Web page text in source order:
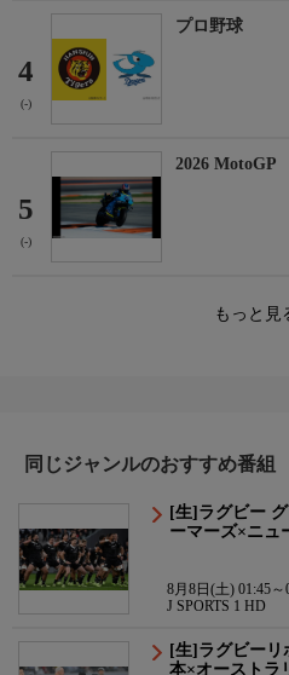
4
(-)
プロ野球
5
(-)
2026 MotoGP
もっと
同じジャンルのおすすめ番組
[生]ラグビー
ーマーズ×ニュ
8月8日(土) 01:45～
J SPORTS 1 HD
[生]ラグビーリ
本×オーストラ